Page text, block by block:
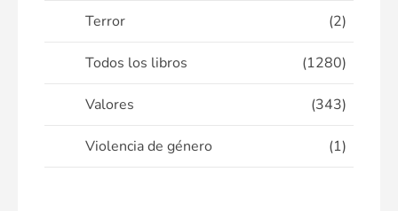
Terror (2)
Todos los libros (1280)
Valores (343)
Violencia de género (1)